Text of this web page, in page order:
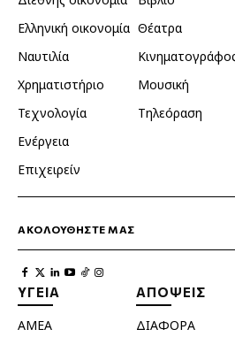
Ελληνική οικονομία
Ναυτιλία
Χρηματιστήριο
Τεχνολογία
Ενέργεια
Επιχειρείν
Θέατρα
Μουσική
Τηλεόραση
ΑΚΟΛΟΥΘΗΣΤΕ ΜΑΣ
ΥΓΕΙΑ
ΑΜΕΑ
ΑΠΟΨΕΙΣ
ΔΙΑΦΟΡΑ